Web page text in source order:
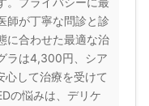
師が丁寧な問診と診
に合わせた最適な治
ラは4,300円、シア
して治療を受けて
の悩みは、デリケ